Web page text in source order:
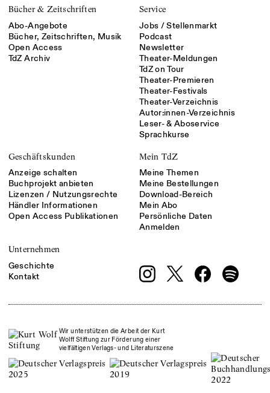
Bücher & Zeitschriften
Abo-Angebote
Bücher, Zeitschriften, Musik
Open Access
TdZ Archiv
Service
Jobs / Stellenmarkt
Podcast
Newsletter
Theater-Meldungen
TdZ on Tour
Theater-Premieren
Theater-Festivals
Theater-Verzeichnis
Autor:innen-Verzeichnis
Leser- & Aboservice
Sprachkurse
Geschäftskunden
Anzeige schalten
Buchprojekt anbieten
Lizenzen / Nutzungsrechte
Händler Informationen
Open Access Publikationen
Mein TdZ
Meine Themen
Meine Bestellungen
Download-Bereich
Mein Abo
Persönliche Daten
Anmelden
Unternehmen
Geschichte
Kontakt
Wir unterstützen die Arbeit der Kurt
Wolff Stiftung zur Förderung einer
vielfältigen Verlags- und Literaturszene